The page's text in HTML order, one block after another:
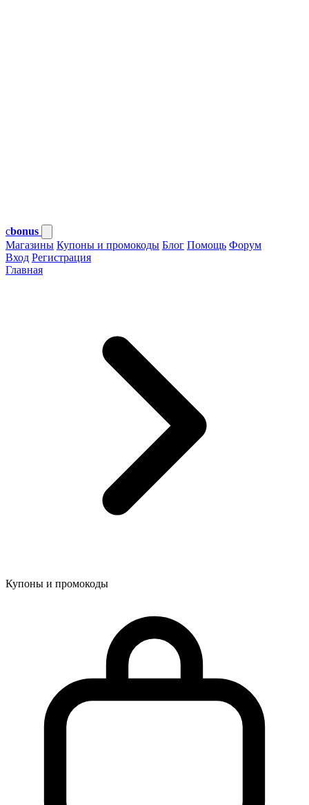
cbonus
Магазины Купоны и промокоды Блог Помощь Форум
Вход Регистрация
Главная
Купоны и промокоды